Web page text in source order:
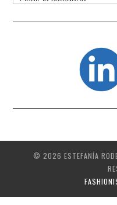
© 2026 ESTEFANÍA